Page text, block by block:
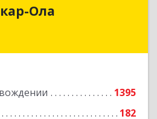
Ола
1395
182
Йошкар-Ола г, Волкова